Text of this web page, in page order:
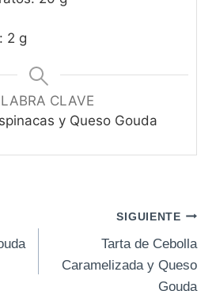
2 g
CLAVE
y Queso Gouda
SIGUIENTE
Tarta de Cebolla
Caramelizada y Queso
Gouda